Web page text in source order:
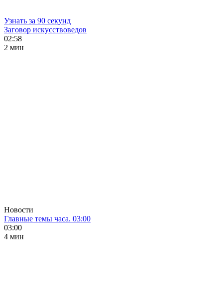
Узнать за 90 секунд
Заговор искусствоведов
02:58
2 мин
Новости
Главные темы часа. 03:00
03:00
4 мин